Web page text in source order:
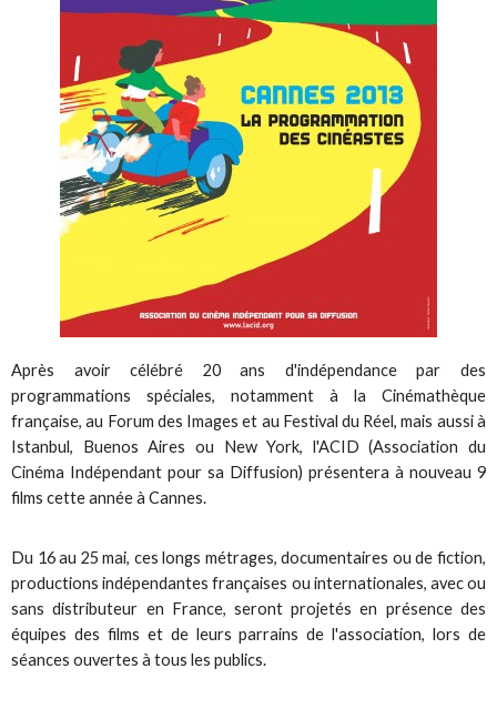
Après avoir célébré 20 ans d'indépendance par des
programmations spéciales, notamment à la Cinémathèque
française, au Forum des Images et au Festival du Réel, mais aussi à
Istanbul, Buenos Aires ou New York, l'ACID (Association du
Cinéma Indépendant pour sa Diffusion) présentera à nouveau 9
films cette année à Cannes.
Du 16 au 25 mai, ces longs métrages, documentaires ou de fiction,
productions indépendantes françaises ou internationales, avec ou
sans distributeur en France, seront projetés en présence des
équipes des films et de leurs parrains de l'association, lors de
séances ouvertes à tous les publics.